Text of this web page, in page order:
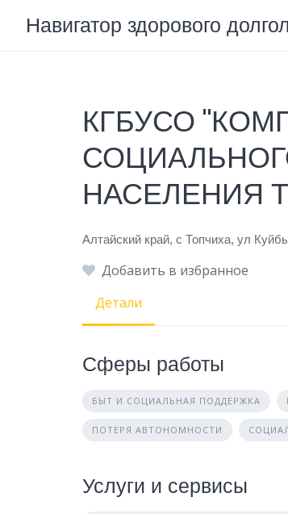
Навигатор здорового
КГБУСО
НАСЕЛЕНИЯ
Алтайский край, с Топчиха, ул
Добавить в избранное
Детали
Сферы работы
БЫТ И СОЦИАЛЬНАЯ ПОДДЕРЖКА
ПОТЕРЯ АВТОНОМНОСТИ
Услуги и сервисы